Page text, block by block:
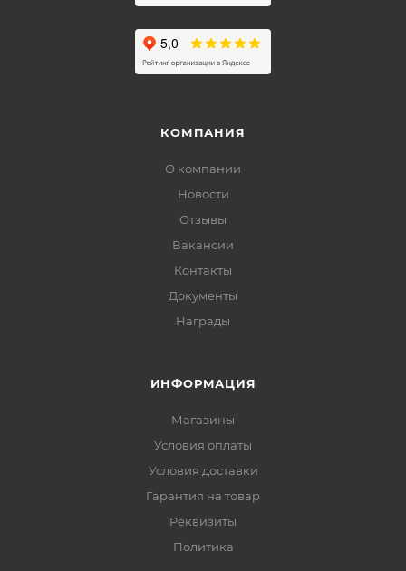
КОМПАНИЯ
О компании
Новости
Отзывы
Вакансии
Контакты
Документы
Награды
ИНФОРМАЦИЯ
Магазины
Условия оплаты
Условия доставки
Гарантия на товар
Реквизиты
Политика